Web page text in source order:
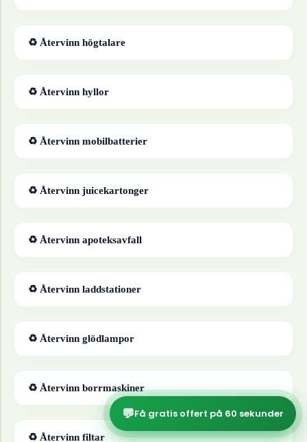
♻ Återvinn högtalare
♻ Återvinn hyllor
♻ Återvinn mobilbatterier
♻ Återvinn juicekartonger
♻ Återvinn apoteksavfall
♻ Återvinn laddstationer
♻ Återvinn glödlampor
♻ Återvinn borrmaskiner
♻ Återvinn filtar
💬Få gratis offert på 60 sekunder